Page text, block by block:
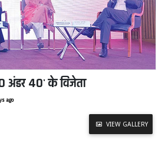
अंडर 40' के विजेता
ago
VIEW GALLERY